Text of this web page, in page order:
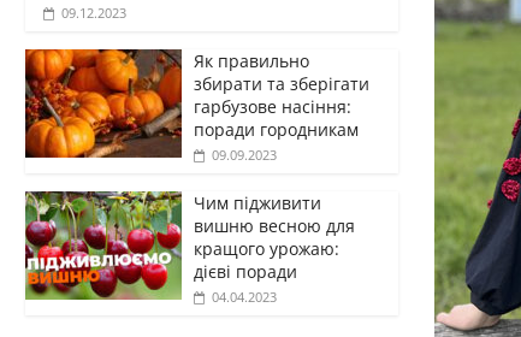
09.12.2023
Як правильно
збирати та зберігати
гарбузове насіння:
поради городникам
09.09.2023
Чим підживити
вишню весною для
кращого урожаю:
дієві поради
04.04.2023